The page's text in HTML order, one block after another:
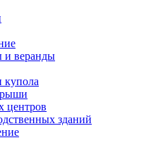
и веранды
центров
зданий